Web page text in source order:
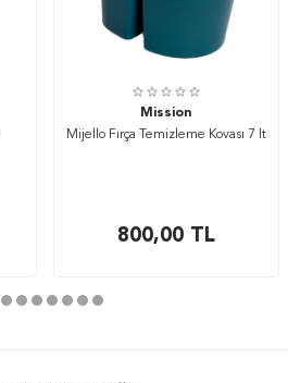
Mission
Mijello Fırça Temizleme Kovası 7 lt
800,00TL